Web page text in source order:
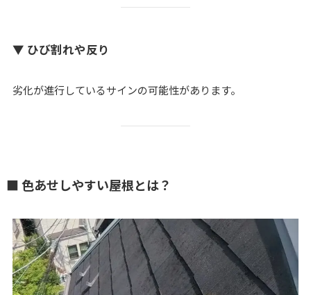
▼ ひび割れや反り
劣化が進行しているサインの可能性があります。
■ 色あせしやすい屋根とは？